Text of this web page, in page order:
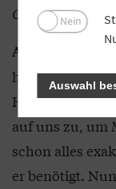
Genossenschaft
Augustin:
Die
Handwerker ein
auf uns zu, um
schon alles
er benötigt.
Nein
Auswahl